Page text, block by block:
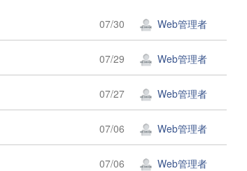
07/30 Web管理者
07/29 Web管理者
07/27 Web管理者
07/06 Web管理者
07/06 Web管理者